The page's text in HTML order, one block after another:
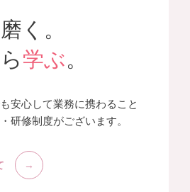
く。
学ぶ。
安心して業務に携わること
研修制度がございます。